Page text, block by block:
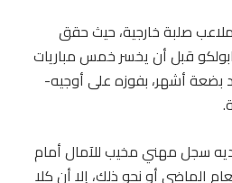
ملاعب صلبة خارجية، حيث حقق
قبل أن يخسر خمس مباريات
بضعة أشهر، بفوزه على أوجيه-
سجل مهني مخيب للآمال أمام
(2-8) في العام الماضي أو نحو ذلك، إلا أن كلا